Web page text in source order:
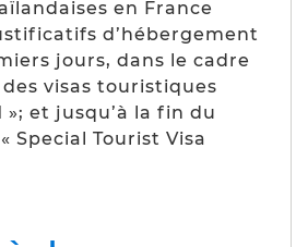
en France
d’hébergement
jours, dans le cadre
visas touristiques
»; et jusqu’à la fin du
Special Tourist Visa